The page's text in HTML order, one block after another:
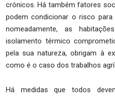
crónicos. Há também fatores
podem condicionar o risco
nomeadamente, as
isolamento térmico
pela sua natureza, obrigam à
como é o caso dos trabalhos
Há medidas que todos